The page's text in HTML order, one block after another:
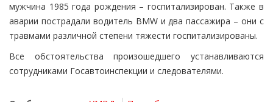
мужчина 1985 года рождения – госпитализирован. Также в
аварии пострадали водитель BMW и два пассажира – они с
травмами различной степени тяжести госпитализированы.
Все обстоятельства произошедшего устанавливаются
сотрудниками Госавтоинспекции и следователями.